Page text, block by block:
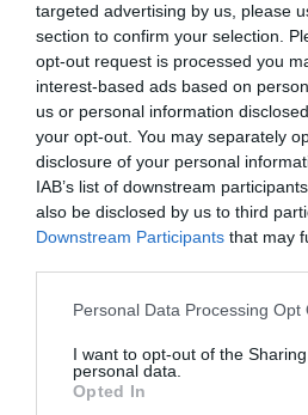
targeted advertising by us, please
section to confirm your selection.
opt-out request is processed you
interest-based ads based on
us or personal information
your opt-out. You may separately
disclosure of your personal
IAB’s list of downstream
also be disclosed by us to third
Downstream Participants that may
Please note that this website/app
not limited to your visit or usage
grant or deny consent to Google
use your data for below specified
Personal Data Processing Opt
I want to opt-out of the
personal data.
Opted In
4 h 36 min
This Simple Trick Removes
Your Body!